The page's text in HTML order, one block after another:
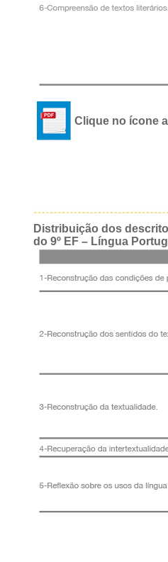
Clique no ícone
Distribuição dos
do 9º EF – Língua